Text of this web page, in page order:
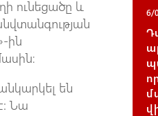
ունեցածը և
ին
են
Նա
6/